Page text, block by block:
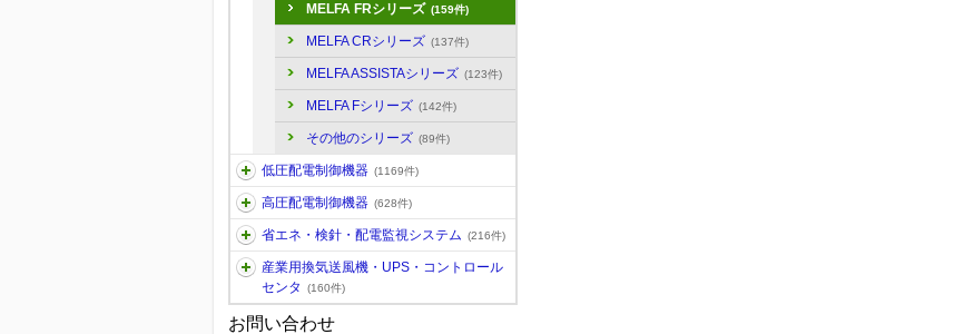
MELFA FRシリーズ (159件)
MELFA CRシリーズ (137件)
MELFA ASSISTAシリーズ (123件)
MELFA Fシリーズ (142件)
その他のシリーズ (89件)
低圧配電制御機器 (1169件)
高圧配電制御機器 (628件)
省エネ・検針・配電監視システム (216件)
産業用換気送風機・UPS・コントロール
センタ
(160件)
お問い合わせ